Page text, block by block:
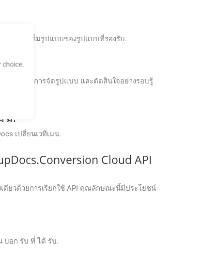
รายการเต็มรูปแบบของรูปแบบที่รองรับ.
ตรวจสอบการจัดรูปแบบ และตัดสินใจอย่างรอบรู้
?
เปลี่ยนเวทีเมฆ.
Cloud API
ดียวด้วยการเรียกใช้ API คุณลักษณะนี้มีประโยชน์
บอก รับ ที่ ได้ รับ.
choice.